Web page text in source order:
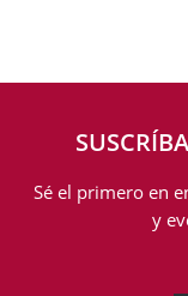
Sé el primero en
y